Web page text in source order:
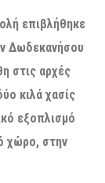
επιβλήθηκε
Δωδεκανήσου
στις αρχές
κιλά χασίς
εξοπλισμό
χώρο, στην